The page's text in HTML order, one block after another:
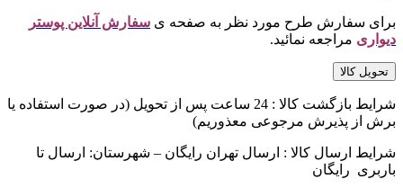
برای سفارش طرح مورد نظر به صفحه ی سفارش آنلاین پوستر
دیواری مراجعه نمائید.
تحویل کالا
شرایط بازگشت کالا : 24 ساعت پس از تحویل (در صورت استفاده یا
برش از پذیرش مرجوعی معذوریم)
شرایط ارسال کالا : ارسال تهران رایگان – شهرستان: ارسال تا
باربری رایگان